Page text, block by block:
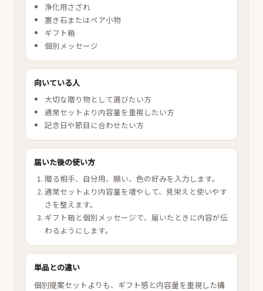
浄化用さざれ
置き石またはペア小物
ギフト箱
個別メッセージ
向いている人
大切な贈り物として選びたい方
通常セットより内容量を重視したい方
記念日や節目に合わせたい方
届いた後の使い方
贈る相手、自分用、願い、色の好みを入力します。
通常セットより内容量を増やして、見栄えと使いやす
さを整えます。
ギフト箱と個別メッセージで、届いたときに内容が伝
わるようにします。
単品との違い
個別提案セットよりも、ギフト感と内容量を重視した構